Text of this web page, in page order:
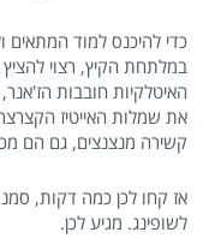
כדי להיכנס למוד המתאים
במלתחת הקיץ, רצוי
האיטלקיות חובבות
קשירה מנצנצים, גם הם
אז קחו לכן כמה דקות,
לשופינג. מגיע לכן.